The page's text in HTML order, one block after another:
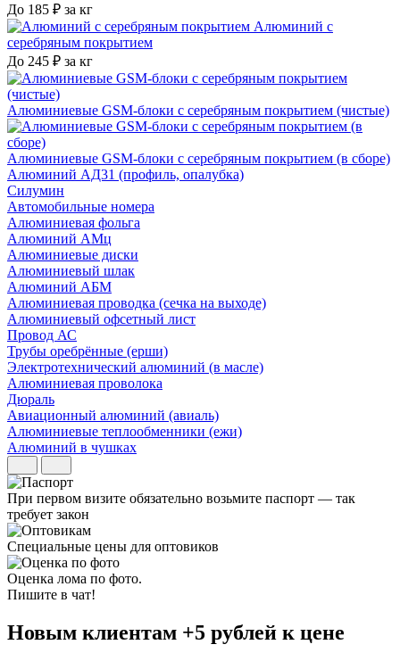
До 185 ₽ за кг
Алюминий с
серебряным покрытием
До 245 ₽ за кг
Алюминиевые GSM-блоки с серебряным покрытием (чистые)
Алюминиевые GSM-блоки с серебряным покрытием (в сборе)
Алюминий АД31 (профиль, опалубка)
Силумин
Автомобильные номера
Алюминиевая фольга
Алюминий АМц
Алюминиевые диски
Алюминиевый шлак
Алюминий АБМ
Алюминиевая проводка (сечка на выходе)
Алюминиевый офсетный лист
Провод АС
Трубы оребрённые (ерши)
Электротехнический алюминий (в масле)
Алюминиевая проволока
Дюраль
Авиационный алюминий (авиаль)
Алюминиевые теплообменники (ежи)
Алюминий в чушках
При первом визите обязательно возьмите паспорт — так
требует закон
Специальные цены для оптовиков
Оценка лома по фото.
Пишите в чат!
Новым клиентам +5 рублей к цене